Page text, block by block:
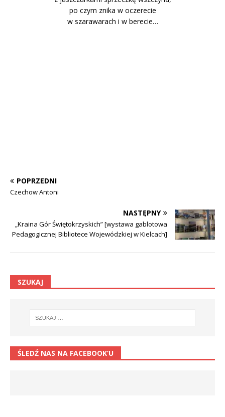
po czym znika w oczerecie
w szarawarach i w berecie…
POPRZEDNI
Czechow Antoni
NASTĘPNY
„Kraina Gór Świętokrzyskich” [wystawa gablotowa
Pedagogicznej Bibliotece Wojewódzkiej w Kielcach]
SZUKAJ
ŚLEDŹ NAS NA FACEBOOK’U